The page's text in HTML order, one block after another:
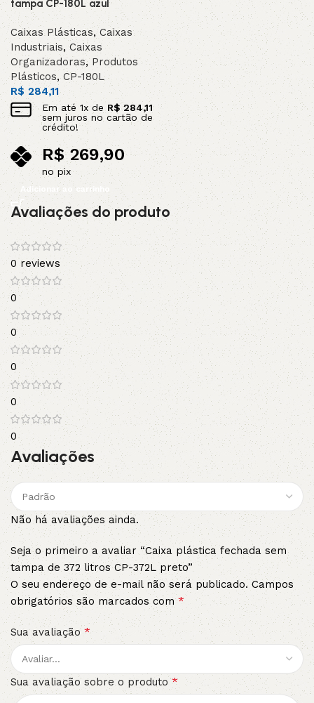
tampa CP-180L azul
Caixas Plásticas,Caixas
Industriais,Caixas
Organizadoras, Produtos
Plásticos,CP-180L
R$ 284,11
Em até 1x de R$284,11
sem juros no cartão de
crédito!
R$269,90
no pix
Adicionar ao carrinho
Avaliações do produto
0 reviews
0
0
0
0
0
Avaliações
Não há avaliações ainda.
Seja o primeiro a avaliar “Caixa plástica fechada sem
tampa de 372 litros CP-372L preto”
O seu endereço de e-mail não será publicado. Campos
obrigatórios são marcados com*
Sua avaliação *
Sua avaliação sobre o produto*